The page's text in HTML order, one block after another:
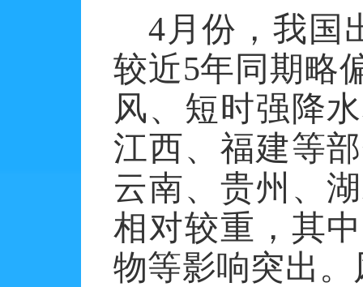
4月份，我国
较近5年同期略
风、短时强降
江西、福建等
云南、贵州、
相对较重，其
物等影响突出。